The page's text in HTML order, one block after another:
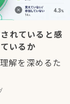
れていると感
いるか
解を深めるた